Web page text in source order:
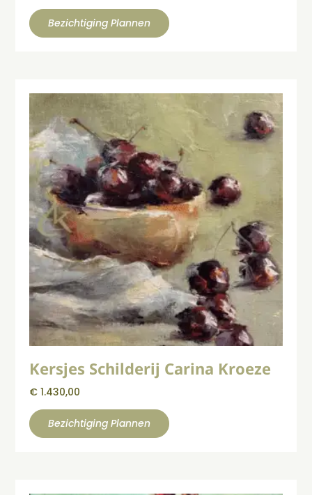
Bezichtiging Plannen
Kersjes Schilderij Carina Kroeze
€ 1.430,00
Bezichtiging Plannen